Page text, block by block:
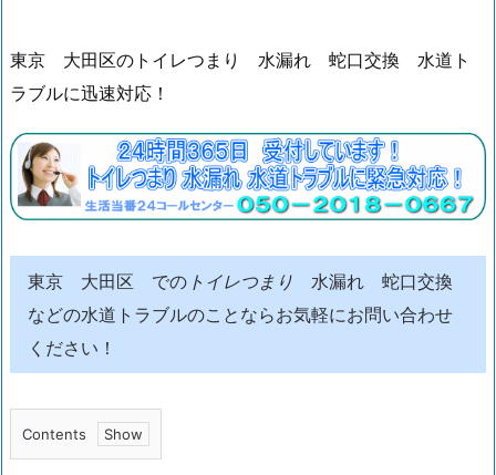
東京 大田区のトイレつまり 水漏れ 蛇口交換 水道ト
ラブルに迅速対応！
東京 大田区 での トイレつまり 水漏れ 蛇口交換
などの水道トラブルのことならお気軽にお問い合わせ
ください！
Contents
1.